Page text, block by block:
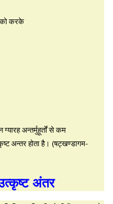
को करके
अन्तर्मुहूर्तों से कम
अन्तर होता है। (षट्खण्डागम-
अंतर